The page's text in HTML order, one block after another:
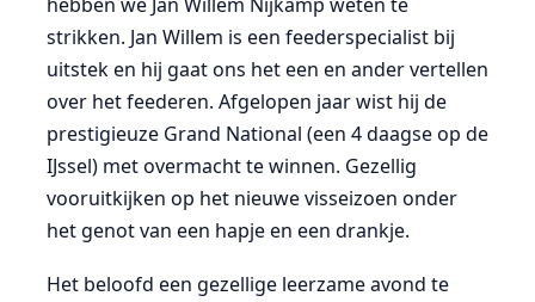
strikken. Jan Willem is een feederspecialist bij
uitstek en hij gaat ons het een en ander vertellen
over het feederen. Afgelopen jaar wist hij de
prestigieuze Grand National (een 4 daagse op de
IJssel) met overmacht te winnen. Gezellig
vooruitkijken op het nieuwe visseizoen onder
het genot van een hapje en een drankje.
Het beloofd een gezellige leerzame avond te